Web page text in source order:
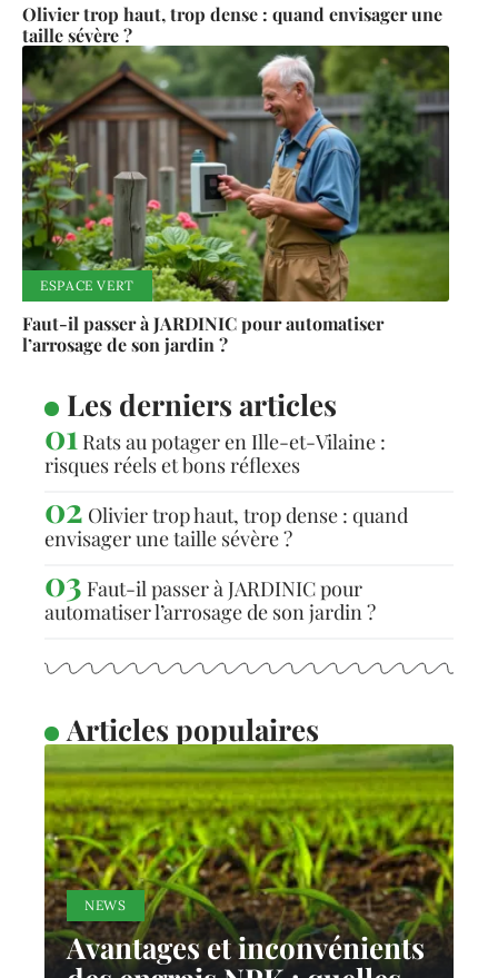
Olivier trop haut, trop dense : quand envisager une
taille sévère ?
ESPACE VERT
Faut-il passer à JARDINIC pour automatiser
l’arrosage de son jardin ?
Les derniers articles
Rats au potager en Ille-et-Vilaine :
risques réels et bons réflexes
Olivier trop haut, trop dense : quand
envisager une taille sévère ?
Faut-il passer à JARDINIC pour
automatiser l’arrosage de son jardin ?
Articles populaires
NEWS
Avantages et inconvénients